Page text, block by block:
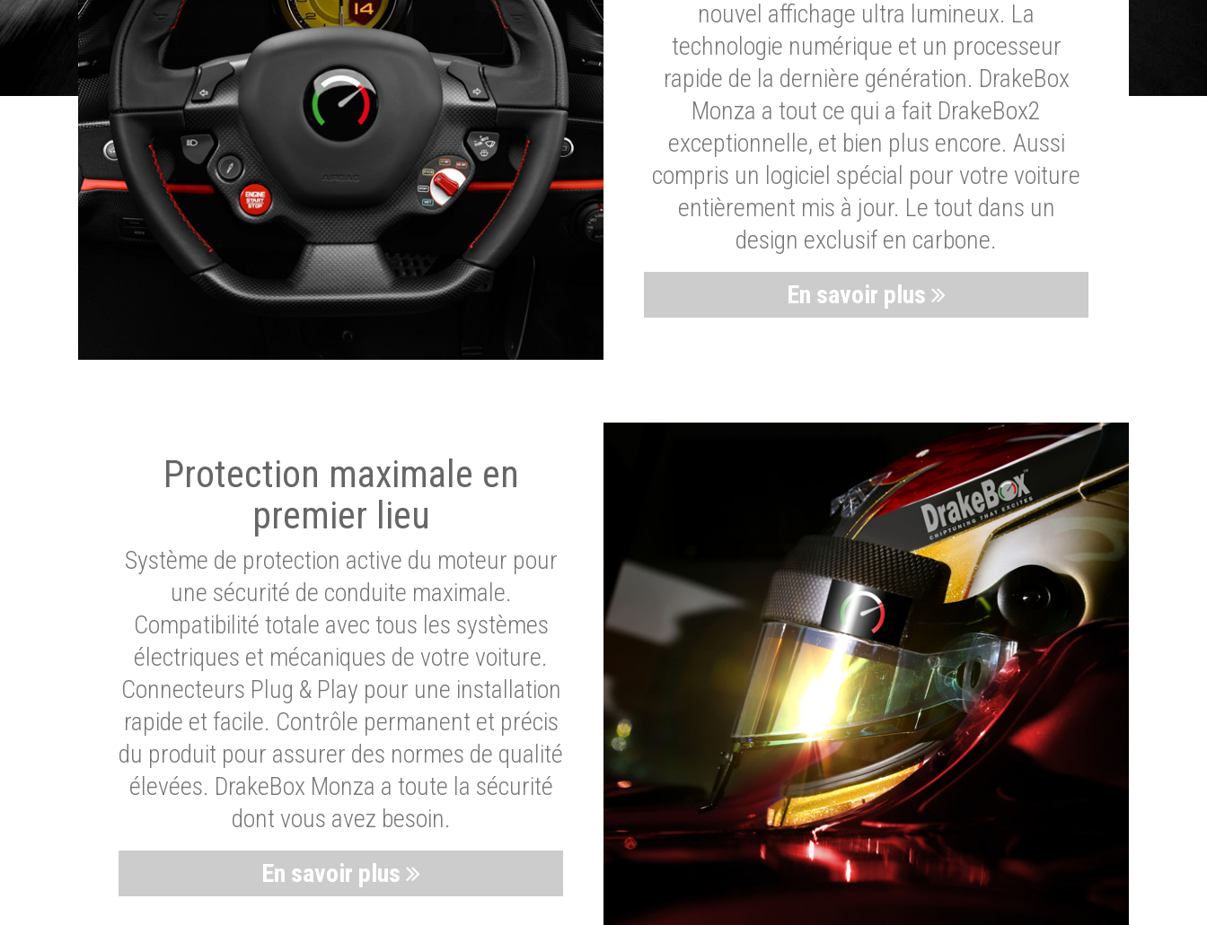
nouvel affichage ultra lumineux. La
technologie numérique et un processeur
rapide de la dernière génération. DrakeBox
Monza a tout ce qui a fait DrakeBox2
exceptionnelle, et bien plus encore. Aussi
compris un logiciel spécial pour votre voiture
entièrement mis à jour. Le tout dans un
design exclusif en carbone.
En savoir plus
Protection maximale en
premier lieu
Système de protection active du moteur pour
une sécurité de conduite maximale.
Compatibilité totale avec tous les systèmes
électriques et mécaniques de votre voiture.
Connecteurs Plug & Play pour une installation
rapide et facile. Contrôle permanent et précis
du produit pour assurer des normes de qualité
élevées. DrakeBox Monza a toute la sécurité
dont vous avez besoin.
En savoir plus